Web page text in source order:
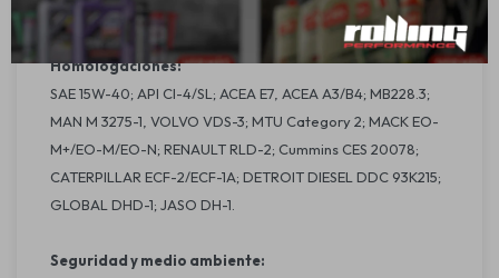
aplicaciones y servicios de motores diésel.
Homologaciones:
SAE 15W-40; API CI-4/SL; ACEA E7, ACEA A3/B4; MB228.3;
MAN M 3275-1, VOLVO VDS-3; MTU Category 2; MACK EO-
M+/EO-M/EO-N; RENAULT RLD-2; Cummins CES 20078;
CATERPILLAR ECF-2/ECF-1A; DETROIT DIESEL DDC 93K215;
GLOBAL DHD-1; JASO DH-1.
Seguridad y medio ambiente: